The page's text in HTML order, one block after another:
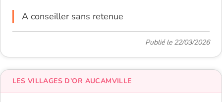
A conseiller sans retenue
Publié le 22/03/2026
LES VILLAGES D’OR AUCAMVILLE